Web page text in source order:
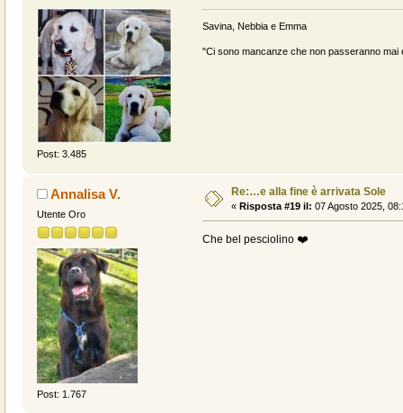
Post: 3.485
Savina, Nebbia e Emma
"Ci sono mancanze che non passeranno
Annalisa V.
Utente Oro
Post: 1.767
Re:…e alla fine è arrivata Sole
« Risposta #19 il: 07 Agosto 2025,
Che bel pesciolino ❤️